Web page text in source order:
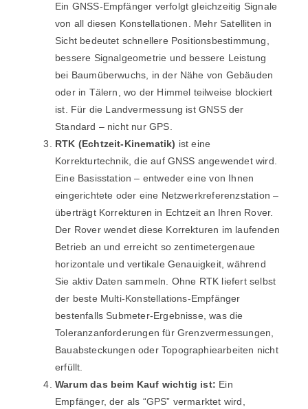
Ein GNSS-Empfänger verfolgt gleichzeitig Signale
von all diesen Konstellationen. Mehr Satelliten in
Sicht bedeutet schnellere Positionsbestimmung,
bessere Signalgeometrie und bessere Leistung
bei Baumüberwuchs, in der Nähe von Gebäuden
oder in Tälern, wo der Himmel teilweise blockiert
ist. Für die Landvermessung ist GNSS der
Standard – nicht nur GPS.
RTK (Echtzeit-Kinematik) ist eine
Korrekturtechnik, die auf GNSS angewendet wird.
Eine Basisstation – entweder eine von Ihnen
eingerichtete oder eine Netzwerkreferenzstation –
überträgt Korrekturen in Echtzeit an Ihren Rover.
Der Rover wendet diese Korrekturen im laufenden
Betrieb an und erreicht so zentimetergenaue
horizontale und vertikale Genauigkeit, während
Sie aktiv Daten sammeln. Ohne RTK liefert selbst
der beste Multi-Konstellations-Empfänger
bestenfalls Submeter-Ergebnisse, was die
Toleranzanforderungen für Grenzvermessungen,
Bauabsteckungen oder Topographiearbeiten nicht
erfüllt.
Warum das beim Kauf wichtig ist: Ein
Empfänger, der als “GPS” vermarktet wird,